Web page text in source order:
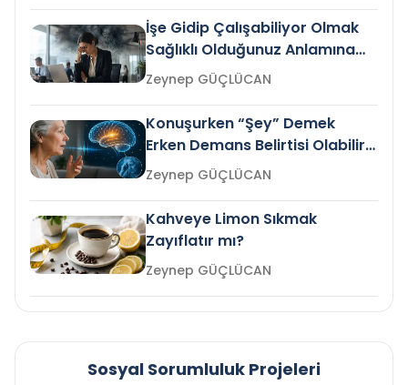
İşe Gidip Çalışabiliyor Olmak
Sağlıklı Olduğunuz Anlamına
Gelir mi?Zeynep GÜÇLÜCAN
Konuşurken “Şey” Demek
Erken Demans Belirtisi Olabilir
mi?
Zeynep GÜÇLÜCAN
Kahveye Limon Sıkmak
Zayıflatır mı?
Zeynep GÜÇLÜCAN
Sosyal Sorumluluk Projeleri